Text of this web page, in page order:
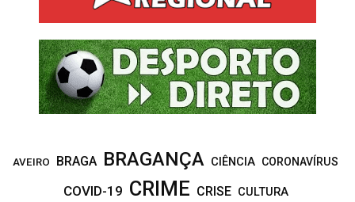
AVEIRO BRAGA BRAGANÇA CIÊNCIA CORONAVÍRUS
COVID-19 CRIME CRISE CULTURA